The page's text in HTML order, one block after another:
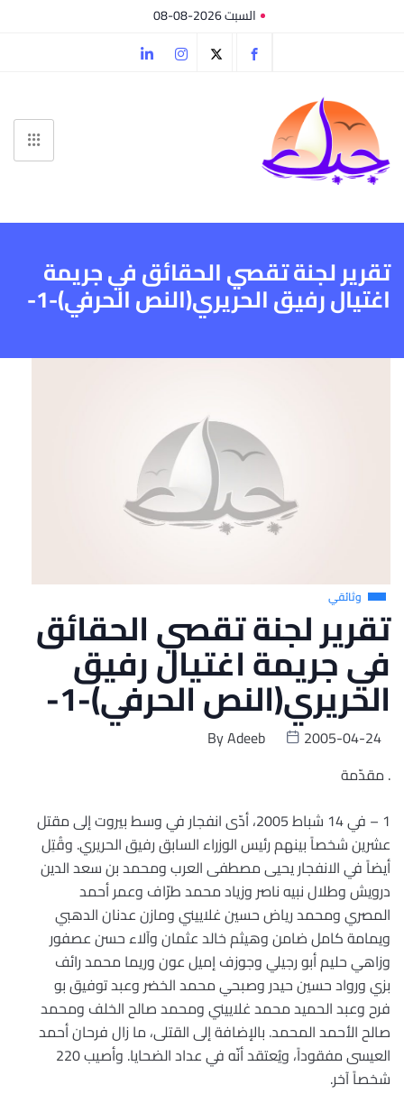
السبت 2026-08-08
تقرير لجنة تقصي الحقائق في جريمة
اغتيال رفيق الحريري(النص الحرفي)-1-
وثائقي
تقرير لجنة تقصي الحقائق
في جريمة اغتيال رفيق
الحريري(النص الحرفي)-1-
ByAdeeb
2005-04-24
. مقدّمة
1 – في 14 شباط 2005، أدّى انفجار في وسط بيروت إلى مقتل
عشرين شخصاً بينهم رئيس الوزراء السابق رفيق الحريري. وقُتِل
أيضاً في الانفجار يحيى مصطفى العرب ومحمد بن سعد الدين
درويش وطلال نبيه ناصر وزياد محمد طرّاف وعمر أحمد
المصري ومحمد رياض حسين غلاييني ومازن عدنان الدهبي
ويمامة كامل ضامن وهيثم خالد عثمان وآلاء حسن عصفور
وزاهي حليم أبو رجيلي وجوزف إميل عون وريما محمد رائف
بزي ورواد حسين حيدر وصبحي محمد الخضر وعبد توفيق بو
فرح وعبد الحميد محمد غلاييني ومحمد صالح الخلف ومحمد
صالح الأحمد المحمد. بالإضافة إلى القتلى، ما زال فرحان أحمد
العيسى مفقوداً، ويُعتقد أنّه في عداد الضحايا. وأصيب 220
شخصاً آخر.